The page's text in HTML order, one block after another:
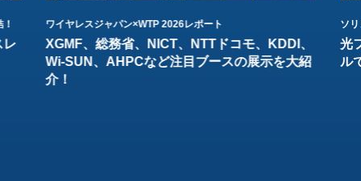
レ
ワイヤレスジャパン×WTP 2026レポート
XGMF、総務省、NICT、NTTドコモ、KDDI、
Wi-SUN、AHPCなど注目ブースの展示を大紹
介！
ソ
光
ル